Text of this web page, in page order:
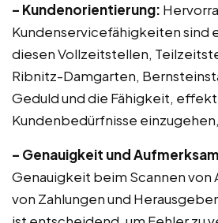
– Kundenorientierung:
Kundenservicefähigkeiten sind
diesen Vollzeitstellen,
Ribnitz-Damgarten,
Geduld und die Fähigkeit,
Kundenbedürfnisse
– Genauigkeit und
Genauigkeit beim Scannen
von Zahlungen und